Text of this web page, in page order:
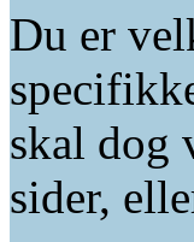
Du er
skal dog
sider,